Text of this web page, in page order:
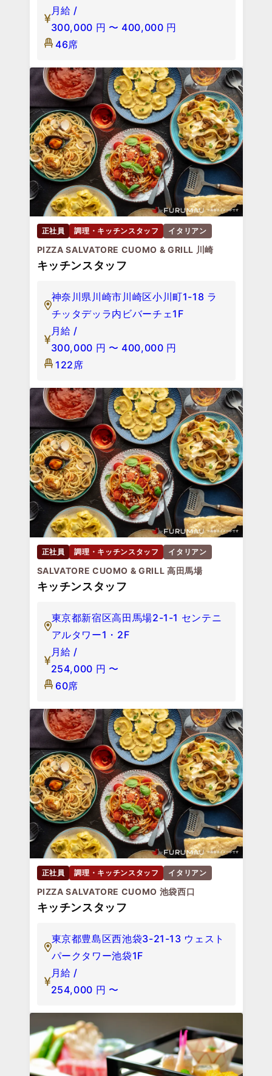
月給 /
300,000 円 〜 400,000 円
46席
正社員 調理・キッチンスタッフ イタリアン
PIZZA SALVATORE CUOMO & GRILL 川崎
キッチンスタッフ
神奈川県川崎市川崎区小川町1-18 ラ
チッタデッラ内ビバーチェ1F
月給 /
300,000 円 〜 400,000 円
122席
正社員 調理・キッチンスタッフ イタリアン
SALVATORE CUOMO & GRILL 高田馬場
キッチンスタッフ
東京都新宿区高田馬場2-1-1 センテニ
アルタワー1・2F
月給 /
254,000 円 〜
60席
正社員 調理・キッチンスタッフ イタリアン
PIZZA SALVATORE CUOMO 池袋西口
キッチンスタッフ
東京都豊島区西池袋3-21-13 ウェスト
パークタワー池袋1F
月給 /
254,000 円 〜